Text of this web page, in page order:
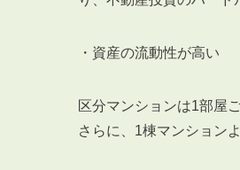
・資産の流動性が高い
区分マンションは1部屋
さらに、1棟マンション